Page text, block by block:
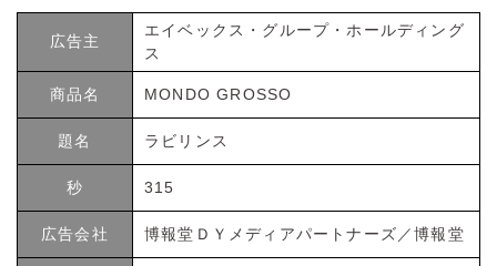
広告主
エイベックス・グループ・ホールディング
ス
商品名 MONDO GROSSO
題名 ラビリンス
秒 315
広告会社 博報堂ＤＹメディアパートナーズ／博報堂